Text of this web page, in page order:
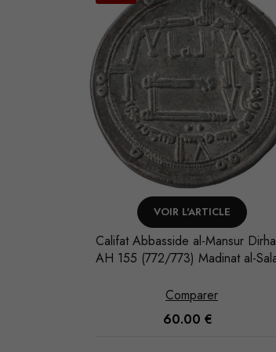
VOIR L'ARTICLE
Califat Abbasside Harun al-Rashid
Dirham AH 172 (788/789)
Comparer
55.00 €